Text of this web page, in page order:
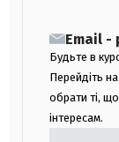
Email -
Будьте в
Перейдіть
обрати ті,
інтересам.